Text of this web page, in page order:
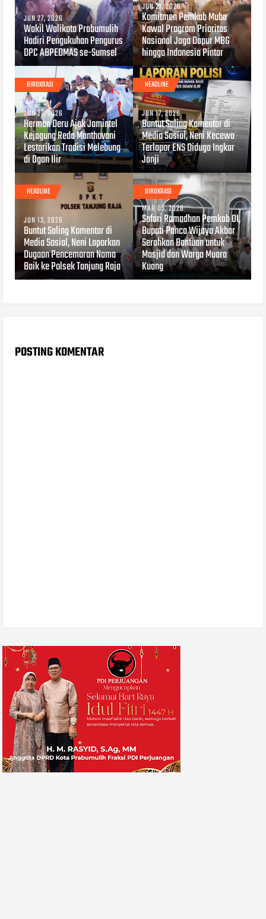
JUN 27, 2026
Wakil Walikota Prabumulih
Hadiri Pengukuhan Pengurus
DPC ABPEDMAS se-Sumsel
JUN 27, 2026
Komitmen Pemkab Muba
Kawal Program Prioritas
Nasional Jaga Dapur MBG
hingga Indonesia Pintar
BIROKRASI
JUN 27, 2026
Herman Deru Ajak Jamintel
Kejagung Reda Manthovani
Lestarikan Tradisi Melebung
di Ogan Ilir
HEADLINE
JUN 17, 2026
Buntut Saling Komentar di
Media Sosial, Neni Kecewa
Terlapor ENS Diduga Ingkar
Janji
HEADLINE
JUN 13, 2026
Buntut Saling Komentar di
Media Sosial, Neni Laporkan
Dugaan Pencemaran Nama
Baik ke Polsek Tanjung Raja
BIROKRASI
MAR 05, 2026
Safari Ramadhan Pemkab OI,
Bupati Panca Wijaya Akbar
Serahkan Bantuan untuk
Masjid dan Warga Muara
Kuang
POSTING KOMENTAR